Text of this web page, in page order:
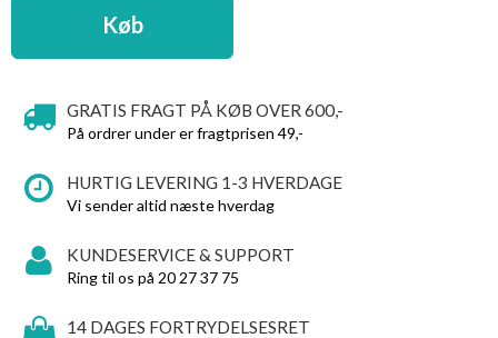
Køb
GRATIS FRAGT PÅ KØB OVER 600,-
På ordrer under er fragtprisen 49,-
HURTIG LEVERING 1-3 HVERDAGE
Vi sender altid næste hverdag
KUNDESERVICE & SUPPORT
Ring til os på 20 27 37 75
14 DAGES FORTRYDELSESRET